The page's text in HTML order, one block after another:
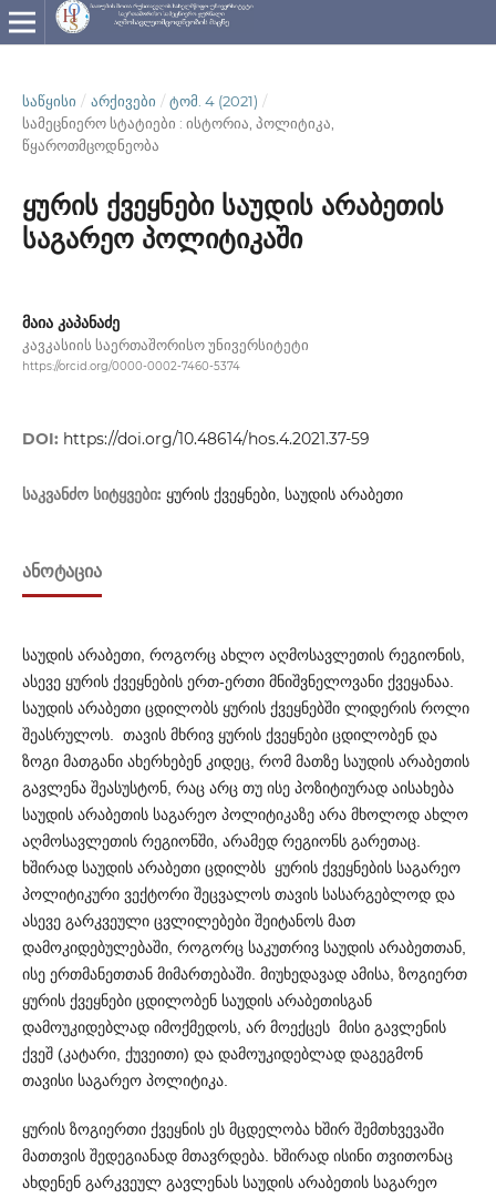
ᲡᲐᲬᲧᲘᲡᲘ / ᲐᲠᲥᲘᲕᲔᲑᲘ / ᲢᲝᲛ. 4 (2021) /
სამეცნიერო სტატიები : ისტორია, პოლიტიკა,
წყაროთმცოდნეობა
ყურის ქვეყნები საუდის არაბეთის
საგარეო პოლიტიკაში
მაია კაპანაძე
კავკასიის საერთაშორისო უნივერსიტეტი
https://orcid.org/0000-0002-7460-5374
DOI: https://doi.org/10.48614/hos.4.2021.37-59
საკვანძო სიტყვები: ყურის ქვეყნები, საუდის არაბეთი
ᲐᲜᲝᲢᲐᲪᲘᲐ
საუდის არაბეთი, როგორც ახლო აღმოსავლეთის რეგიონის,
ასევე ყურის ქვეყნების ერთ-ერთი მნიშვნელოვანი ქვეყანაა.
საუდის არაბეთი ცდილობს ყურის ქვეყნებში ლიდერის როლი
შეასრულოს. თავის მხრივ ყურის ქვეყნები ცდილობენ და
ზოგი მათგანი ახერხებენ კიდეც, რომ მათზე საუდის არაბეთის
გავლენა შეასუსტონ, რაც არც თუ ისე პოზიტიურად აისახება
საუდის არაბეთის საგარეო პოლიტიკაზე არა მხოლოდ ახლო
აღმოსავლეთის რეგიონში, არამედ რეგიონს გარეთაც.
ხშირად საუდის არაბეთი ცდილბს ყურის ქვეყნების საგარეო
პოლ­ი­ტიკური ვექტორი შეცვალოს თავის სასარგებლოდ და
ასევე გარკვეული ცვლილებები შეიტანოს მათ
დამოკიდებულებაში, როგორც საკუთრივ საუდის არაბეთთან,
ისე ერთმანეთთან მიმართებაში. მიუხედავად ამისა, ზოგიერთ
ყურის ქვეყნები ცდილობენ საუდის არაბეთისგან
დამოუკიდებლად იმოქმედოს, არ მოექცეს მისი გავლენის
ქვეშ (კატარი, ქუვეითი) და დამოუ­კიდებლად დაგეგმონ
თავისი საგარეო პოლიტიკა.
ყურის ზოგიერთი ქვეყნის ეს მცდელობა ხშირ შემთხვევაში
მათთვის შედეგიანად მთავრდება. ხშირად ისინი თვითონაც
ახდენენ გარკვეულ გავლენას საუდის არაბეთის საგარეო